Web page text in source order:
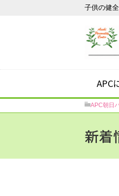
子供の健
APC
APC朝日
新着